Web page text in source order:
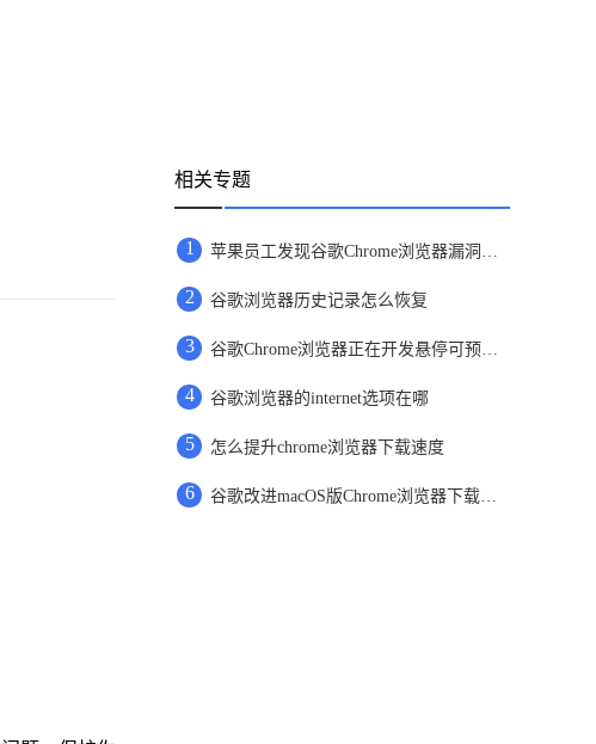
相关专题
1 苹果员工发现谷歌Chrome浏览器漏洞报未上报
2 谷歌浏览器历史记录怎么恢复
3 谷歌Chrome浏览器正在开发悬停可预览页面链接功能
4 谷歌浏览器的internet选项在哪
5 怎么提升chrome浏览器下载速度
6 谷歌改进macOS版Chrome浏览器下载体验